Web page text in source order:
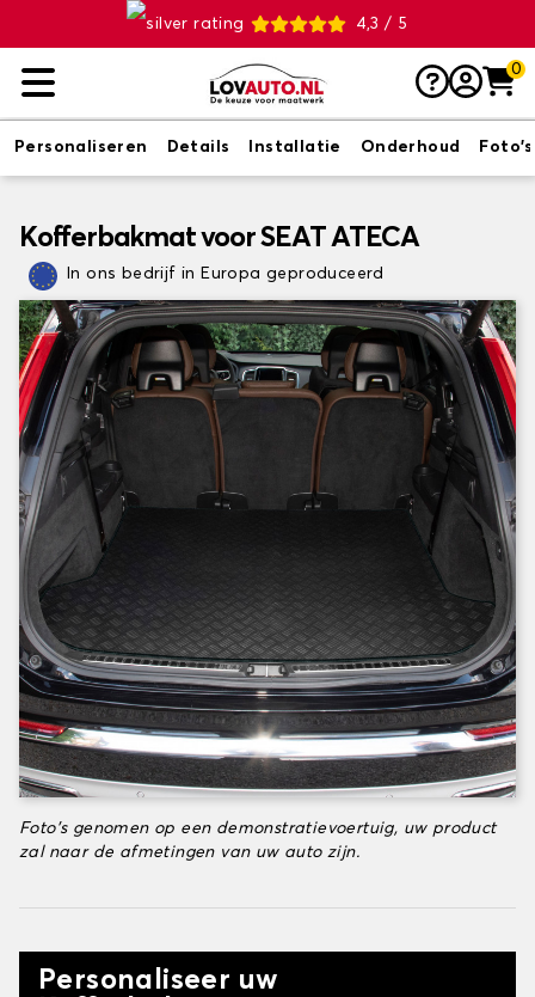
4,3 / 5
0
Personaliseren Details Installatie Onderhoud Foto's
Kofferbakmat voor SEAT ATECA
In ons bedrijf in Europa geproduceerd
Foto's genomen op een demonstratievoertuig, uw product
zal naar de afmetingen van uw auto zijn.
Personaliseer uw